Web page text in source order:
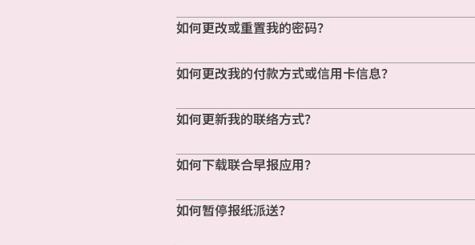
如何更改或重置我的密码？
如何更改我的付款方式或信用卡信息？
如何更新我的联络方式？
如何下载联合早报应用？
如何暂停报纸派送？